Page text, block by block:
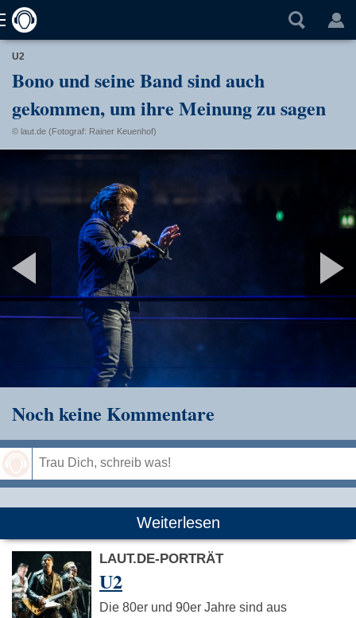
U2
Bono und seine Band sind auch
gekommen, um ihre Meinung zu sagen
© laut.de (Fotograf: Rainer Keuenhof)
Noch keine Kommentare
Weiterlesen
LAUT.DE-PORTRÄT
U2
Die 80er und 90er Jahre sind aus